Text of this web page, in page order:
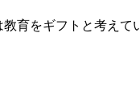
育をギフトと考えて